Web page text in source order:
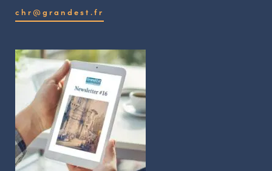
chr@grandest.fr